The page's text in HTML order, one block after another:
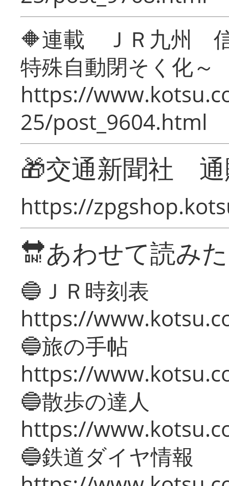
🔶連載 ＪＲ九州 信
特殊自動閉そく化～
https://
25/post_9604.html
🎁交通新聞社
https://
🔛あわせて読み
🔵ＪＲ時刻表
https://
🔵旅の手帖
https://
🔵散歩の達人
https://
🔵鉄道ダイヤ情報